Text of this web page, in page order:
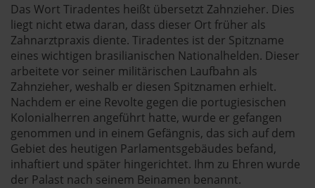
Das Wort Tiradentes heißt übersetzt Zahnzieher. Dies
liegt nicht etwa daran, dass dieser Ort früher als
Zahnarztpraxis diente. Tiradentes ist der Spitzname
eines wichtigen brasilianischen Nationalhelden. Dieser
arbeitete vor seiner militärischen Laufbahn als
Zahnzieher, weshalb er diesen Spitznamen erhielt.
Nachdem er eine Revolte gegen die portugiesischen
Kolonialherren angeführt hatte, wurde er gefangen
genommen und in einem Gefängnis, das sich auf dem
Gebiet des heutigen Parlamentsgebäudes befand,
inhaftiert und später hingerichtet. Ihm zu Ehren wurde
der Palast nach seinem Beinamen benannt.